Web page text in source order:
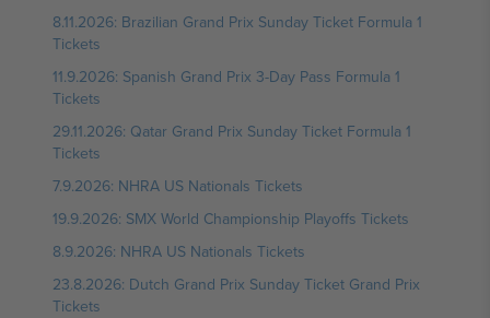
8.11.2026: Brazilian Grand Prix Sunday Ticket Formula 1
Tickets
11.9.2026: Spanish Grand Prix 3-Day Pass Formula 1
Tickets
29.11.2026: Qatar Grand Prix Sunday Ticket Formula 1
Tickets
7.9.2026: NHRA US Nationals Tickets
19.9.2026: SMX World Championship Playoffs Tickets
8.9.2026: NHRA US Nationals Tickets
23.8.2026: Dutch Grand Prix Sunday Ticket Grand Prix
Tickets